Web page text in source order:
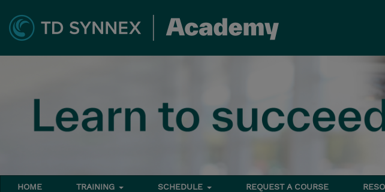
HOME TRAINING SCHEDULE REQUEST A COURSE